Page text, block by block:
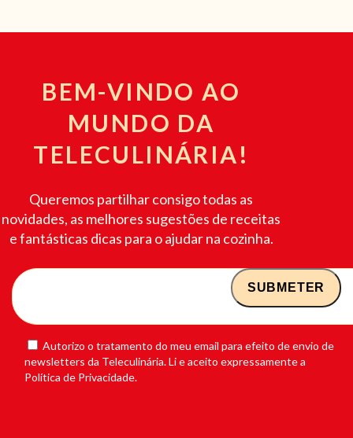
BEM-VINDO AO
MUNDO DA
TELECULINÁRIA!
Queremos partilhar consigo todas as
novidades, as melhores sugestões de receitas
e fantásticas dicas para o ajudar na cozinha.
Autorizo o tratamento do meu email para efeito de envio de
newsletters da Teleculinária. Li e aceito expressamente a
Política de Privacidade.